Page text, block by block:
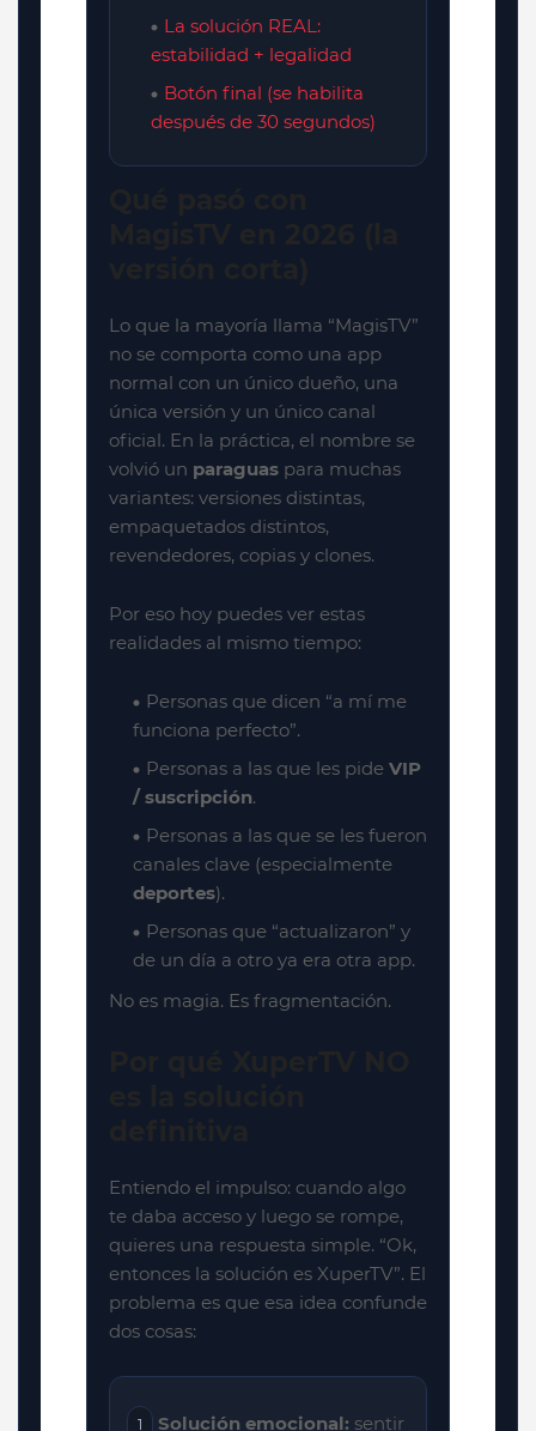
La solución REAL:
estabilidad + legalidad
Botón final (se habilita
después de 30 segundos)
Lo que la mayoría llama “MagisTV”
no se comporta como una app
normal con un único dueño, una
única versión y un único canal
oficial. En la práctica, el nombre se
volvió un paraguas para muchas
variantes: versiones distintas,
empaquetados distintos,
revendedores, copias y clones.
Por eso hoy puedes ver estas
realidades al mismo tiempo:
Personas que dicen “a mí me
funciona perfecto”.
Personas a las que les pide VIP
/ suscripción.
Personas a las que se les fueron
canales clave (especialmente
deportes).
Personas que “actualizaron” y
de un día a otro ya era otra app.
No es magia. Es fragmentación.
Entiendo el impulso: cuando algo
te daba acceso y luego se rompe,
quieres una respuesta simple. “Ok,
entonces la solución es XuperTV”. El
problema es que esa idea confunde
dos cosas:
1 Solución emocional: sentir